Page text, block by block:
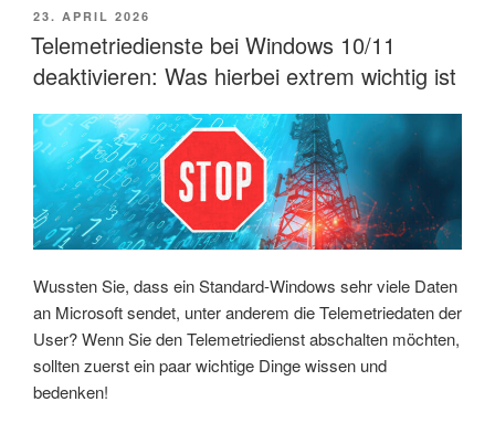
verschiedene
Hardening-
Standards
miteinander
kombinieren?“
VERÖFFENTLICHT
AM
23. APRIL 2026
Telemetriedienste bei Windows 10/11
deaktivieren: Was hierbei extrem wichtig ist
Wussten Sie, dass ein Standard-Windows sehr viele Daten
an Microsoft sendet, unter anderem die Telemetriedaten der
User? Wenn Sie den Telemetriedienst abschalten möchten,
sollten zuerst ein paar wichtige Dinge wissen und
bedenken!